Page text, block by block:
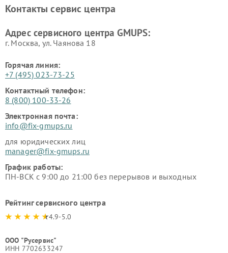
Контакты сервис центра
Адрес сервисного центра GMUPS:
г. Москва, ул. Чаянова 18
Горячая линия:
+7 (495) 023-73-25
Контактный телефон:
8 (800) 100-33-26
Электронная почта:
info@fix-gmups.ru
для юридических лиц
manager@fix-gmups.ru
График работы:
ПН-ВСК с 9:00 до 21:00 без перерывов и выходных
Рейтинг сервисного центра
4.9-5.0
ООО "Русервис"
ИНН 7702633247